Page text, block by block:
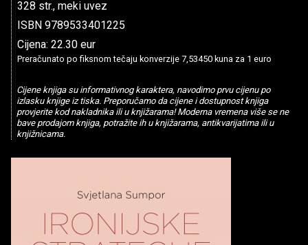
328 str., meki uvez
ISBN 9789533401225
Cijena: 22.30 eur
Preračunato po fiksnom tečaju konverzije 7,53450 kuna za 1 euro
Cijene knjiga su informativnog karaktera, navodimo prvu cijenu po
izlasku knjige iz tiska. Preporučamo da cijene i dostupnost knjiga
provjerite kod nakladnika ili u knjižarama! Moderna vremena više se ne
bave prodajom knjiga, potražite ih u knjižarama, antikvarijatima ili u
knjižnicama.